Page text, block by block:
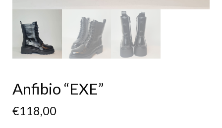
Anfibio “EXE”
€118,00